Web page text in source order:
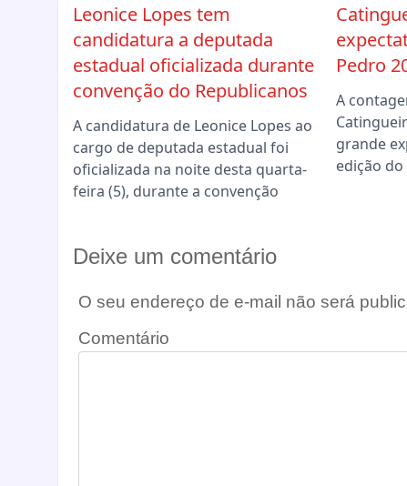
Leonice Lopes tem
candidatura a deputada
estadual oficializada durante
convenção do Republicanos
A candidatura de Leonice Lopes ao
cargo de deputada estadual foi
oficializada na noite desta quarta-
feira (5), durante a convenção
Pedro
A
grande
edição
Deixe um comentário
O seu endereço de e-mail não será
Comentário